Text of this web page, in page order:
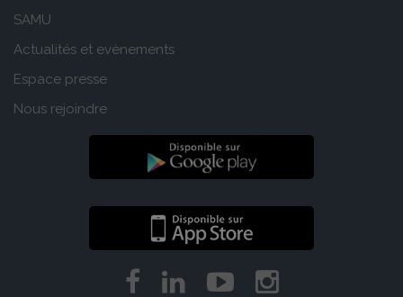
SAMU
Actualités et evènements
Espace presse
Nous rejoindre